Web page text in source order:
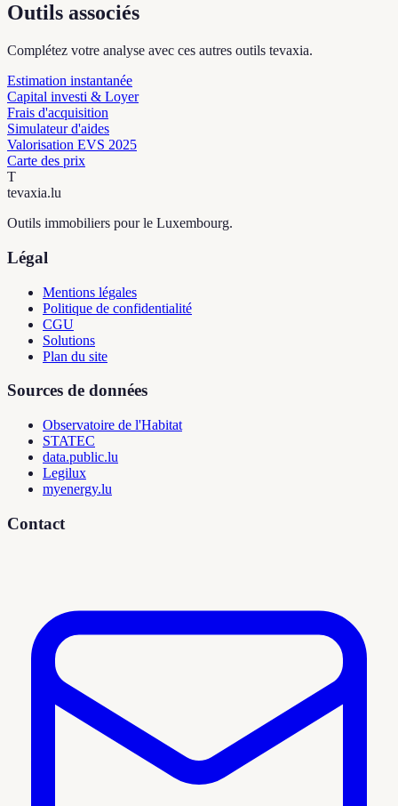
Outils associés
Complétez votre analyse avec ces autres outils tevaxia.
Estimation instantanée
Capital investi & Loyer
Frais d'acquisition
Simulateur d'aides
Valorisation EVS 2025
Carte des prix
T
tevaxia.lu
Outils immobiliers pour le Luxembourg.
Légal
Mentions légales
Politique de confidentialité
CGU
Solutions
Plan du site
Sources de données
Observatoire de l'Habitat
STATEC
data.public.lu
Legilux
myenergy.lu
Contact